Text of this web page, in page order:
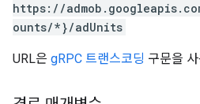
https://
ounts/*}/adUnits
URL은 gRPC 트랜스코딩 구문을